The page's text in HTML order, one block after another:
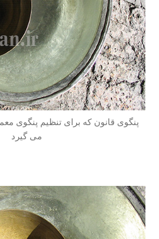
پنگوی قانون که برای تنظیم پنگوی
می گیرد